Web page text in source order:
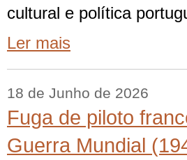
cultural e política
Ler mais
18 de Junho de 2026
Fuga de piloto
Guerra Mundial